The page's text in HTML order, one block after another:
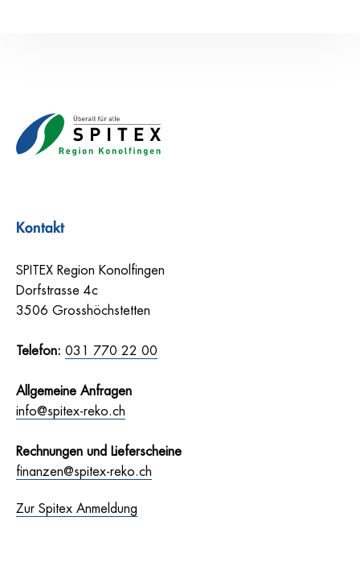
Kontakt
SPITEX Region Konolfingen
Dorfstrasse 4c
3506 Grosshöchstetten
Telefon: 031 770 22 00
Allgemeine Anfragen
info@spitex-reko.ch
Rechnungen und Lieferscheine
finanzen@spitex-reko.ch
Zur Spitex Anmeldung